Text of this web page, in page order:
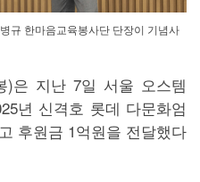
규 한마음교육봉사단 단장이 기념사
)은 지난 7일 서울 오스템
년 신격호 롯데 다문화엄
후원금 1억원을 전달했다